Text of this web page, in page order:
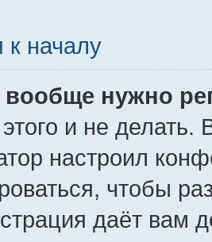
к началу
нужно
и не делать.
настроил
чтобы
даёт вам